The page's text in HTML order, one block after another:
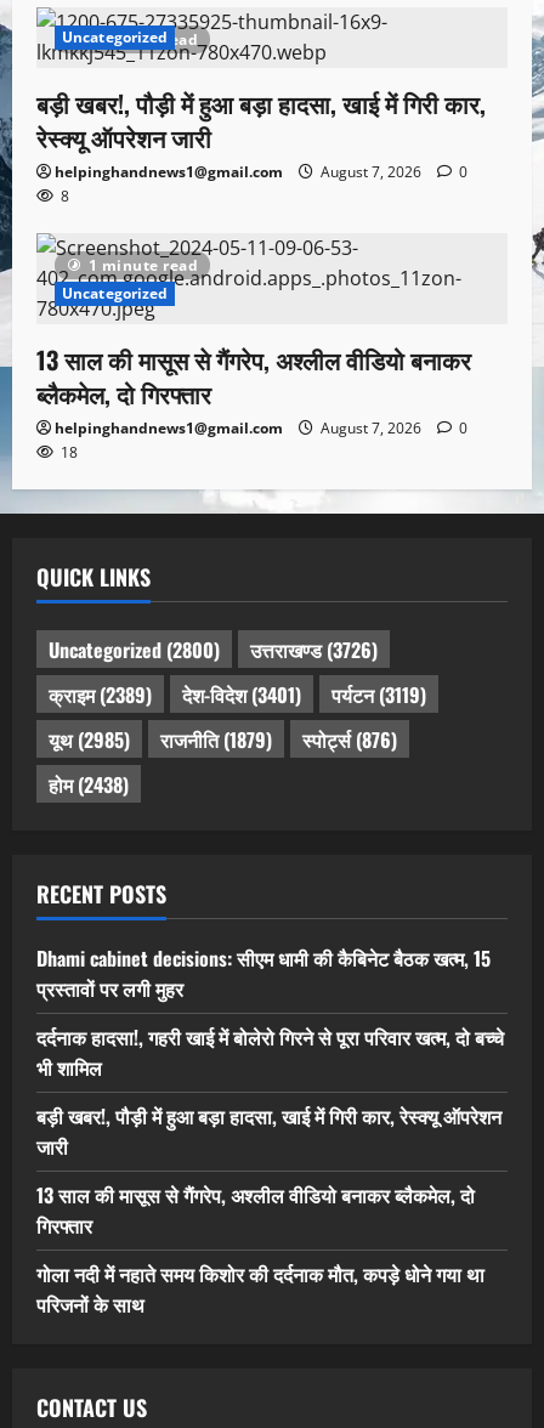
1 minute read
Uncategorized
बड़ी खबर!, पौड़ी में हुआ बड़ा हादसा, खाई में गिरी कार,
रेस्क्यू ऑपरेशन जारी
helpinghandnews1@gmail.com August 7, 2026
0
8
1 minute read
Uncategorized
13 साल की मासूस से गैंगरेप, अश्लील वीडियो बनाकर
ब्लैकमेल, दो गिरफ्तार
helpinghandnews1@gmail.com August 7, 2026
0
18
QUICK LINKS
Uncategorized (2800) उत्तराखण्ड(3726)
क्राइम(2389) देश-विदेश(3401) पर्यटन(3119)
यूथ(2985) राजनीति(1879) स्पोर्ट्स(876)
होम(2438)
RECENT POSTS
Dhami cabinet decisions: सीएम धामी की कैबिनेट बैठक खत्म, 15
प्रस्तावों पर लगी मुहर
दर्दनाक हादसा!, गहरी खाई में बोलेरो गिरने से पूरा परिवार खत्म, दो बच्चे
भी शामिल
बड़ी खबर!, पौड़ी में हुआ बड़ा हादसा, खाई में गिरी कार, रेस्क्यू ऑपरेशन
जारी
13 साल की मासूस से गैंगरेप, अश्लील वीडियो बनाकर ब्लैकमेल, दो
गिरफ्तार
गोला नदी में नहाते समय किशोर की दर्दनाक मौत, कपड़े धोने गया था
परिजनों के साथ
CONTACT US